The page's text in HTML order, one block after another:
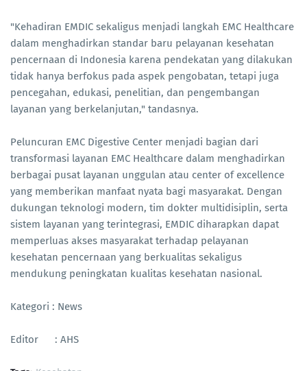
"Kehadiran EMDIC sekaligus menjadi langkah EMC Healthcare
dalam menghadirkan standar baru pelayanan kesehatan
pencernaan di Indonesia karena pendekatan yang dilakukan
tidak hanya berfokus pada aspek pengobatan, tetapi juga
pencegahan, edukasi, penelitian, dan pengembangan
layanan yang berkelanjutan," tandasnya.
Peluncuran EMC Digestive Center menjadi bagian dari
transformasi layanan EMC Healthcare dalam menghadirkan
berbagai pusat layanan unggulan atau center of excellence
yang memberikan manfaat nyata bagi masyarakat. Dengan
dukungan teknologi modern, tim dokter multidisiplin, serta
sistem layanan yang terintegrasi, EMDIC diharapkan dapat
memperluas akses masyarakat terhadap pelayanan
kesehatan pencernaan yang berkualitas sekaligus
mendukung peningkatan kualitas kesehatan nasional.
Kategori : News
Editor : AHS